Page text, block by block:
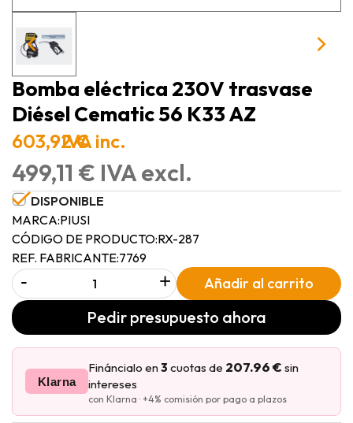
Bomba eléctrica 230V trasvase
Diésel Cematic 56 K33 AZ
603,92 €IVA inc.
499,11 € IVA excl.
DISPONIBLE
MARCA:PIUSI
CÓDIGO DE PRODUCTO:RX-287
REF. FABRICANTE:7769
- + Añadir al carrito
Pedir presupuesto ahora
Klarna
Fináncialo en3 cuotas de 207.96 € sin
intereses
con Klarna · +4% comisión por pago a plazos